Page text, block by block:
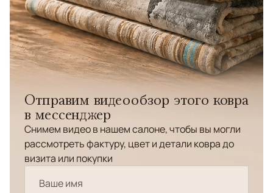
Отправим видеообзор этого ковра
в мессенджер
Снимем видео в нашем салоне, чтобы вы могли
рассмотреть фактуру, цвет и детали ковра до
визита или покупки